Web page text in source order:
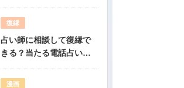
復縁
占い師に相談して復縁で
きる？当たる電話占い先
漫画